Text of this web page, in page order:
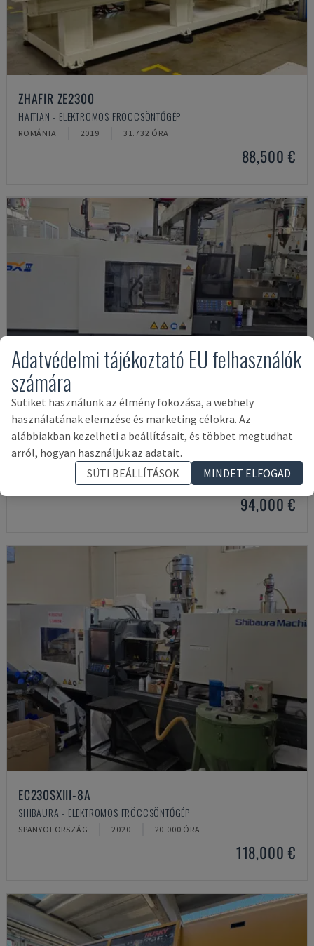
ZHAFIR ZE2300
HAITIAN - ELEKTROMOS FRÖCCSÖNTŐGÉP
ROMÁNIA 2019 31.732 ÓRA
88,500 €
EC130SXIII-4A
SHIBAURA - ELEKTROMOS FRÖCCSÖNTŐGÉP
SPANYOLORSZÁG 21.000 ÓRA
94,000 €
EC230SXIII-8A
SHIBAURA - ELEKTROMOS FRÖCCSÖNTŐGÉP
SPANYOLORSZÁG 2020 20.000 ÓRA
118,000 €
Adatvédelmi tájékoztató EU felhasználók
számára
Sütiket használunk az élmény fokozása, a webhely
használatának elemzése és marketing célokra. Az
alábbiakban kezelheti a beállításait, és többet megtudhat
arról, hogyan használjuk az adatait.
SÜTI BEÁLLÍTÁSOK
MINDET ELFOGAD